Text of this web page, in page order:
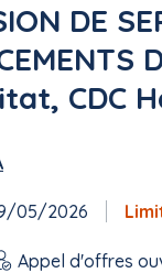
DE
CDC
05/2026
Appel d'offres